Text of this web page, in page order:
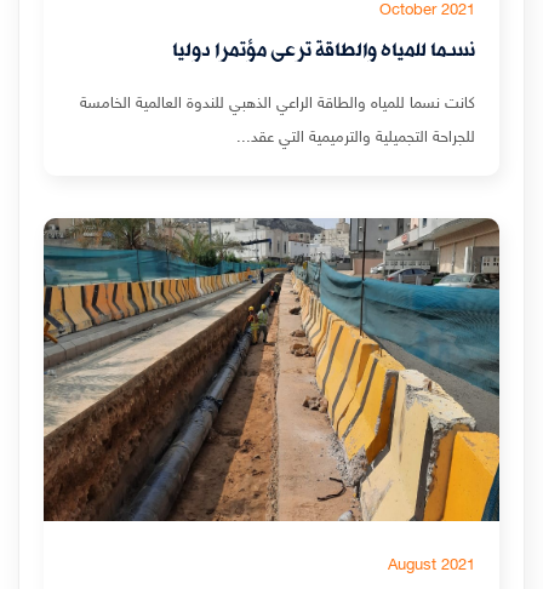
October 2021
نسما للمياه والطاقة ترعى مؤتمرا دوليا
كانت نسما للمياه والطاقة الراعي الذهبي للندوة العالمية الخامسة
للجراحة التجميلية والترميمية التي عقد...
August 2021